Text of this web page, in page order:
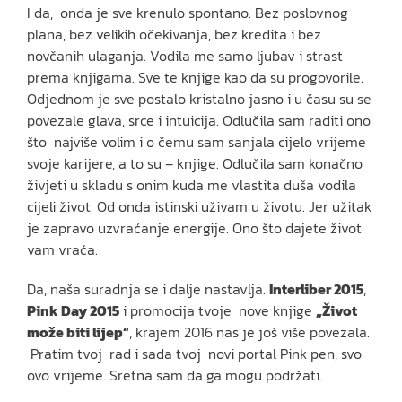
I da, onda je sve krenulo spontano. Bez poslovnog
plana, bez velikih očekivanja, bez kredita i bez
novčanih ulaganja. Vodila me samo ljubav i strast
prema knjigama. Sve te knjige kao da su progovorile.
Odjednom je sve postalo kristalno jasno i u času su se
povezale glava, srce i intuicija. Odlučila sam raditi ono
što najviše volim i o čemu sam sanjala cijelo vrijeme
svoje karijere, a to su – knjige. Odlučila sam konačno
živjeti u skladu s onim kuda me vlastita duša vodila
cijeli život. Od onda istinski uživam u životu. Jer užitak
je zapravo uzvraćanje energije. Ono što dajete život
vam vraća.
Da, naša suradnja se i dalje nastavlja. Interliber 2015,
Pink Day 2015i promocija tvoje nove knjige „Život
može biti lijep“, krajem 2016 nas je još više povezala.
Pratim tvoj rad i sada tvoj novi portal Pink pen, svo
ovo vrijeme. Sretna sam da ga mogu podržati.